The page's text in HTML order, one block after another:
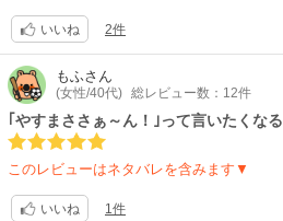
いいね 2件
もふさん
(女性/40代) 総レビュー数：12件
｢やすまささぁ～ん！｣って言いたくなる
このレビューはネタバレを含みます▼
いいね 1件